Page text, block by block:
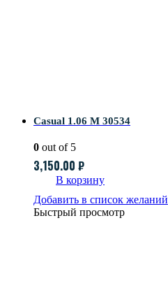
Casual 1.06 M 30534
0 out of 5
3,150.00 ₽
В корзину
Добавить в список желаний
Быстрый просмотр